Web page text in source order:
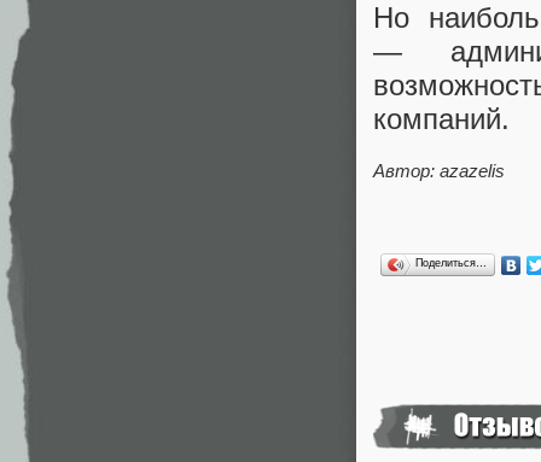
Но
—
компаний.
Автор: azazelis
Поделиться…